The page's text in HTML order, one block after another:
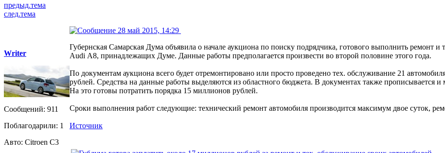
предыд.тема
след.тема
Writer
Сообщений: 911
Поблагодарили: 1
Авто: Citroen C3
28 май 2015, 14:29
Губернская Самарская Дума объявила о начале аукциона по поиску подрядчика, готового выполнить ремонт
Audi А8, принадлежащих Думе. Данные работы предполагается произвести во второй половине этого года.
По документам аукциона всего будет отремонтировано или просто проведено тех. обслуживание 21
рублей. Средства на данные работы выделяются из областного бюджета. В документах также прописывается
На это готовы потратить порядка 15 миллионов рублей.
Сроки выполнения работ следующие: технический ремонт автомобиля производится максимум двое суток,
Источник